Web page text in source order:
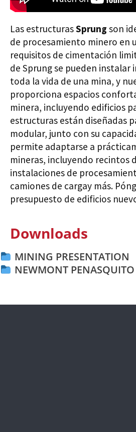
Las estructurasSprung son
de procesamiento minero en
requisitos de cimentación
de Sprung se pueden
toda la vida de una mina, y
proporciona espacios
minera, incluyendo edificios
estructuras están diseñadas
modular, junto con su
permite adaptarse a
mineras, incluyendo recintos
instalaciones de
camiones de cargay más.
presupuesto de edificios
Downloads
MINING PRESENTATION
NEWMONT